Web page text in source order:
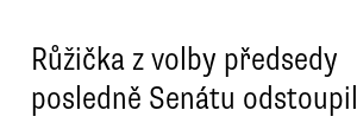
Růžička z volby předsedy
posledně Senátu odstoupil